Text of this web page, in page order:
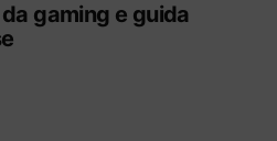
gaming e guida